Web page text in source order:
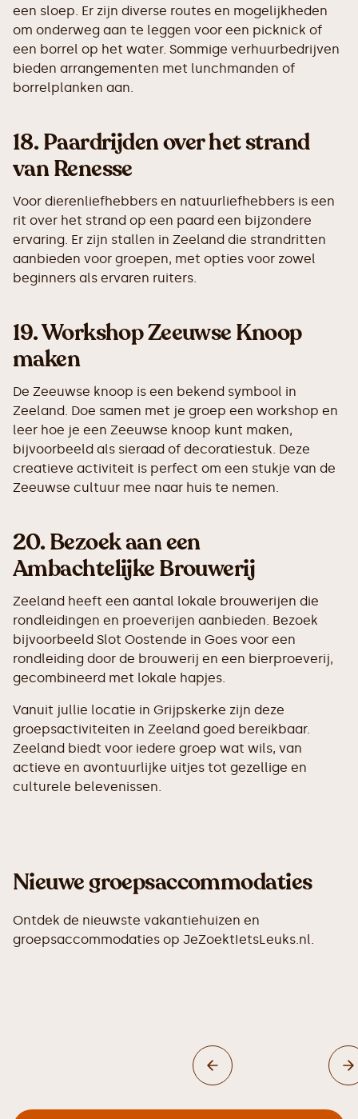
een sloep. Er zijn diverse routes en mogelijkheden
om onderweg aan te leggen voor een picknick of
een borrel op het water. Sommige verhuurbedrijven
bieden arrangementen met lunchmanden of
borrelplanken aan.
18.Paardrijden over het strand
van Renesse
Voor dierenliefhebbers en natuurliefhebbers is een
rit over het strand op een paard een bijzondere
ervaring. Er zijn stallen in Zeeland die strandritten
aanbieden voor groepen, met opties voor zowel
beginners als ervaren ruiters.
19.Workshop Zeeuwse Knoop
maken
De Zeeuwse knoop is een bekend symbool in
Zeeland. Doe samen met je groep een workshop en
leer hoe je een Zeeuwse knoop kunt maken,
bijvoorbeeld als sieraad of decoratiestuk. Deze
creatieve activiteit is perfect om een stukje van de
Zeeuwse cultuur mee naar huis te nemen.
20.Bezoek aan een
Ambachtelijke Brouwerij
Zeeland heeft een aantal lokale brouwerijen die
rondleidingen en proeverijen aanbieden. Bezoek
bijvoorbeeld Slot Oostende in Goes voor een
rondleiding door de brouwerij en een bierproeverij,
gecombineerd met lokale hapjes.
Vanuit jullie locatie in Grijpskerke zijn deze
groepsactiviteiten in Zeeland goed bereikbaar.
Zeeland biedt voor iedere groep wat wils, van
actieve en avontuurlijke uitjes tot gezellige en
culturele belevenissen.
Nieuwe groepsaccommodaties
Ontdek de nieuwste vakantiehuizen en
groepsaccommodaties op JeZoektIetsLeuks.nl.